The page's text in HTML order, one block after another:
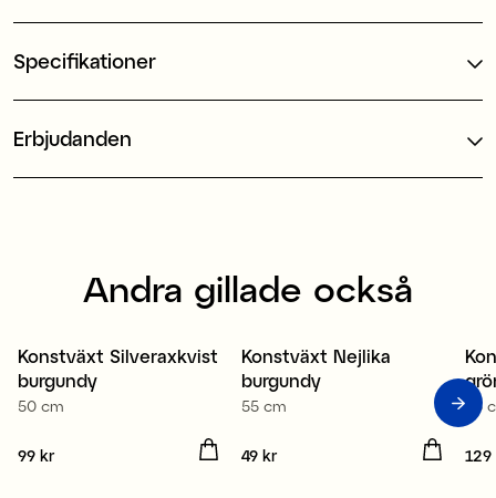
Specifikationer
Erbjudanden
Andra gillade också
Nyhet
Konstväxt Silveraxkvist
burgundy
50 cm
Pris:
99 kr
Nyhet
Konstväxt Nejlika
burgundy
55 cm
Pris:
49 kr
65
Pris
129